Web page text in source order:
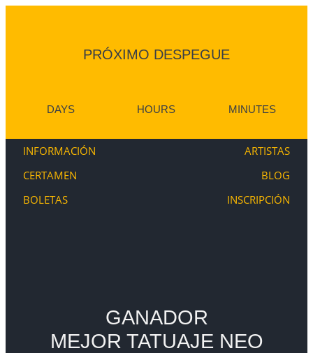
PRÓXIMO DESPEGUE
DAYS HOURS MINUTES
INFORMACIÓN
CERTAMEN
BOLETAS
ARTISTAS
BLOG
INSCRIPCIÓN
GANADOR
MEJOR TATUAJE NEO